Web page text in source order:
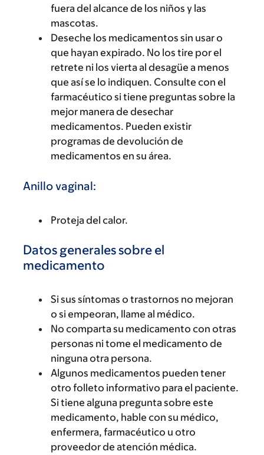
fuera del alcance de los niños y las
mascotas.
Deseche los medicamentos sin usar o
que hayan expirado. No los tire por el
retrete ni los vierta al desagüe a menos
que así se lo indiquen. Consulte con el
farmacéutico si tiene preguntas sobre la
mejor manera de desechar
medicamentos. Pueden existir
programas de devolución de
medicamentos en su área.
Anillo vaginal:
Proteja del calor.
Datos generales sobre el
medicamento
Si sus síntomas o trastornos no mejoran
o si empeoran, llame al médico.
No comparta su medicamento con otras
personas ni tome el medicamento de
ninguna otra persona.
Algunos medicamentos pueden tener
otro folleto informativo para el paciente.
Si tiene alguna pregunta sobre este
medicamento, hable con su médico,
enfermera, farmacéutico u otro
proveedor de atención médica.